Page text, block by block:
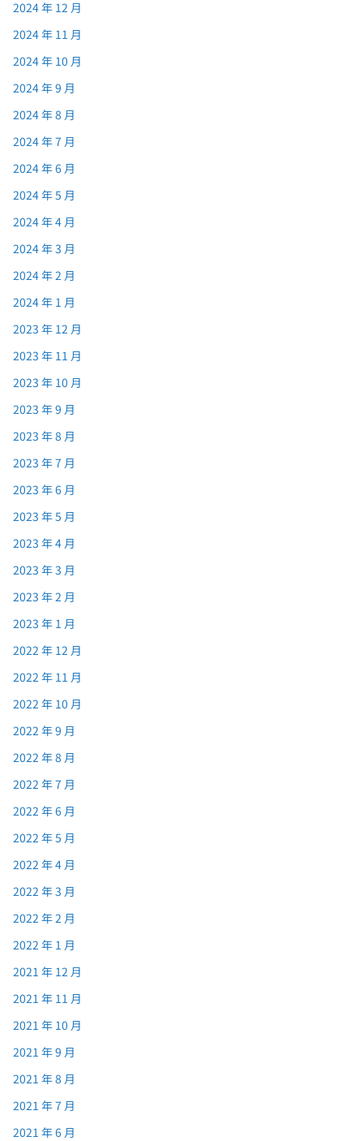
2024 年 12 月
2024 年 11 月
2024 年 10 月
2024 年 9 月
2024 年 8 月
2024 年 7 月
2024 年 6 月
2024 年 5 月
2024 年 4 月
2024 年 3 月
2024 年 2 月
2024 年 1 月
2023 年 12 月
2023 年 11 月
2023 年 10 月
2023 年 9 月
2023 年 8 月
2023 年 7 月
2023 年 6 月
2023 年 5 月
2023 年 4 月
2023 年 3 月
2023 年 2 月
2023 年 1 月
2022 年 12 月
2022 年 11 月
2022 年 10 月
2022 年 9 月
2022 年 8 月
2022 年 7 月
2022 年 6 月
2022 年 5 月
2022 年 4 月
2022 年 3 月
2022 年 2 月
2022 年 1 月
2021 年 12 月
2021 年 11 月
2021 年 10 月
2021 年 9 月
2021 年 8 月
2021 年 7 月
2021 年 6 月